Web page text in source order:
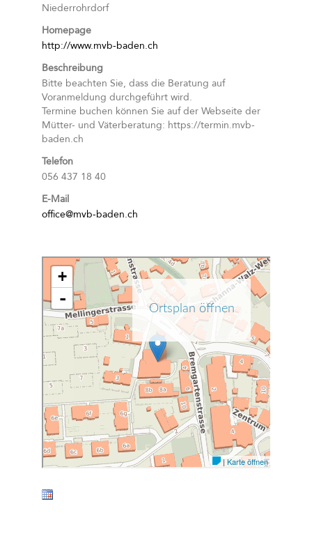
Niederrohrdorf
Homepage
http://www.mvb-baden.ch
Beschreibung
Bitte beachten Sie, dass die Beratung auf
Voranmeldung durchgeführt wird.
Termine buchen können Sie auf der Webseite der
Mütter- und Väterberatung: https://termin.mvb-
baden.ch
Telefon
056 437 18 40
E-Mail
office@mvb-baden.ch